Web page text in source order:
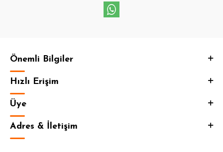
Önemli Bilgiler
Hızlı Erişim
Üye
Adres & İletişim